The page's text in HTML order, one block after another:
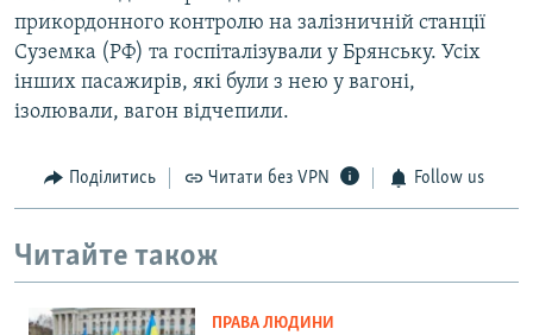
прикордонного контролю на залізничній станції
Суземка (РФ) та госпіталізували у Брянську. Усіх
інших пасажирів, які були з нею у вагоні,
ізолювали, вагон відчепили.
Поділитись Читати без VPN Follow us
Читайте також
ПРАВА ЛЮДИНИ